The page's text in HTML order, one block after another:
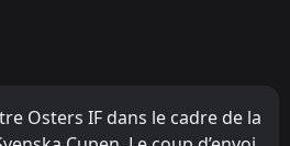
Osters IF dans le cadre de la